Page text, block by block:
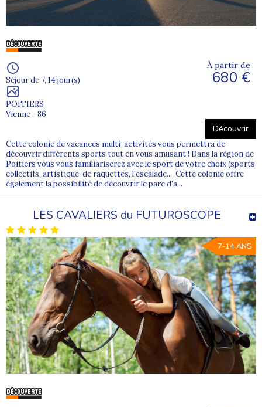
Séjour de 7, 14 jour(s)
POITIERS
Vienne - 86
À partir de
680 €
Découvrir
Cette colonie de vacances multi-activités vous permettra de
découvrir différents sports tout en vous amusant ! Dans la région de
Poitiers vous vous familiariserez avec le sport de votre choix (sports
collectifs, artistique, de raquettes, l'escalade... Cette colonie offre
également la possibilité de découvrir le parc d'a...
LES CAVALIERS du FUTUROSCOPE
7-14 ANS